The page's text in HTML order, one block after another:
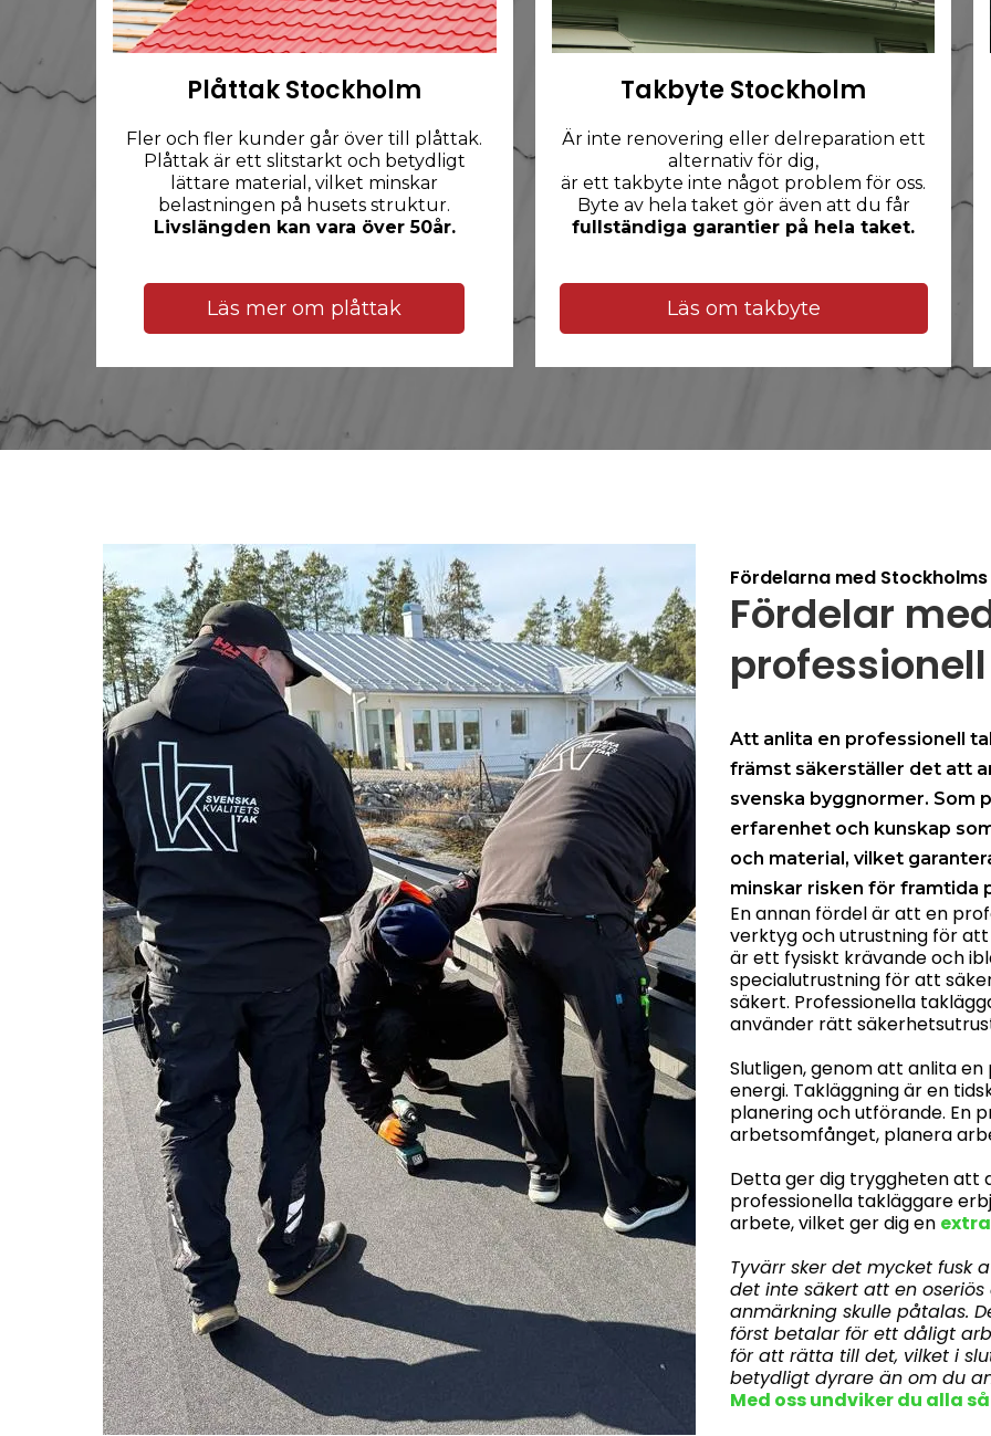
Plåttak Stockholm
Fler och fler kunder går över till plåttak.
Plåttak är ett slitstarkt och betydligt
lättare material, vilket minskar
belastningen på husets struktur.
Livslängden kan vara över 50år.
Läs mer om plåttak
Takbyte Stockholm
Är inte renovering eller delreparation ett
alternativ för dig,
är ett takbyte inte något problem för oss.
Byte av hela taket gör även att du får
fullständiga garantier på hela taket.
Läs om takbyte
Fördelarna med
Fördelar
Att anlita en professionell
främst säkerställer det att
svenska byggnormer. Som
erfarenhet och kunskap
och material, vilket
minskar risken för framtida
En annan fördel är att en
verktyg och utrustning för
är ett fysiskt krävande och
specialutrustning för att
säkert. Professionella
använder rätt
Slutligen, genom att anlita
energi. Takläggning är en
planering och utförande. En
arbetsomfånget, planera
Detta ger dig tryggheten att
professionella takläggare
arbete, vilket ger dig en
Tyvärr sker det mycket fusk
det inte säkert att en
anmärkning skulle påtalas.
först betalar för ett dåligt
för att rätta till det, vilket i
betydligt dyrare än om du
Med oss undviker du alla